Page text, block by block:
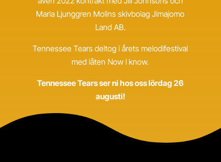
Maria Ljunggren Molins skivbolag Jimajomo
Land AB.
Tennessee Tears deltog i årets melodifestival
med låten Now I know.
Tennessee Tears ser ni hos oss lördag 26
augusti!